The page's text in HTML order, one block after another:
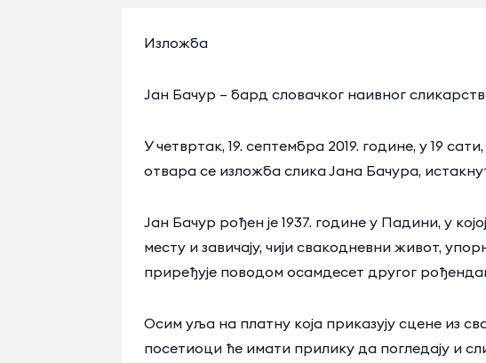
Изложба
Јан Бачур – бард словачког наивног
У четвртак, 19. септембра 2019. године, у 19
отвара се изложба слика Јана Бачура,
Јан Бачур рођен је 1937. године у Падини, у
месту и завичају, чији свакодневни живот,
приређује поводом осамдесет другог
Осим уља на платну која приказују сцене из
посетиоци ће имати прилику да погледају и